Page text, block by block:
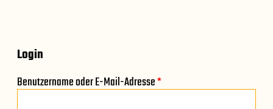
Login
Benutzername oder E-Mail-Adresse*